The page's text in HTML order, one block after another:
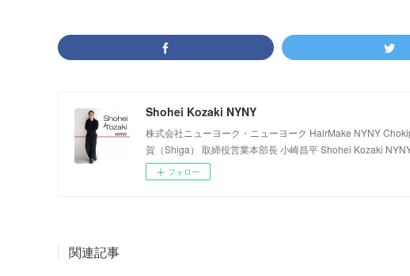
Shohei Kozaki NYNY
株式会社ニューヨーク・ニューヨーク HairMake NYNY
賀（Shiga） 取締役営業本部長 小崎昌平 Shohei Kozaki
フォロー
関連記事